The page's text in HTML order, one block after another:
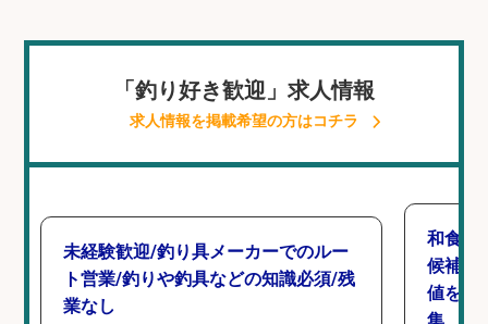
「釣り好き歓迎」求人情報
求人情報を掲載希望の方はコチラ
未経験歓迎/釣り具メーカーでのルー
ト営業/釣りや釣具などの知識必須/残
業なし
和食,
候補/
値を上